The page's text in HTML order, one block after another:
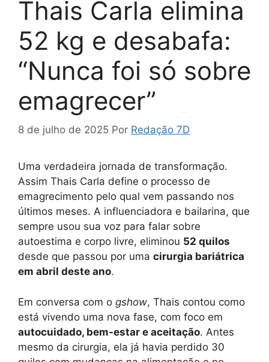
Thais Carla elimina
52 kg e desabafa:
“Nunca foi só sobre
emagrecer”
8 de julho de 2025 Por Redação 7D
Uma verdadeira jornada de transformação.
Assim Thais Carla define o processo de
emagrecimento pelo qual vem passando nos
últimos meses. A influenciadora e bailarina, que
sempre usou sua voz para falar sobre
autoestima e corpo livre, eliminou 52 quilos
desde que passou por uma cirurgia bariátrica
em abril deste ano.
Em conversa com o gshow, Thais contou como
está vivendo uma nova fase, com foco em
autocuidado, bem-estar e aceitação. Antes
mesmo da cirurgia, ela já havia perdido 30